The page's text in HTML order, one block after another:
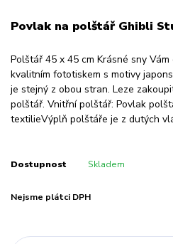
Povlak na polštář Ghibli
Polštář 45 x 45 cm Krásné sny
kvalitním fototiskem s motivy
je stejný z obou stran. Leze
polštář. Vnitřní polštář: Povlak
textilieVýplň polštáře je z dutých
Dostupnost Skladem
Nejsme plátci DPH